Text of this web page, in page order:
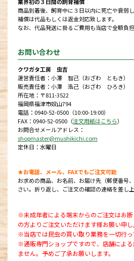
商品到着後、飼育中に３日以内に死亡や衰弱
補償は代品もしくは返金対応致します。
なお、代品発送に掛るご費用も当店で全額負担
お問い合わせ
クワガタ工房 虫吉
運営責任者：小澤 智己（おざわ ともき）
販売責任者：小澤 浩己（おざわ ひろき）
所在地：〒811-3522
福岡県福津市奴山794
電話：0940-52-0500（10:00-19:00）
FAX：0940-52-0500（注文用紙はこちら）
お問合せメールアドレス：
shopmaster@mushikichi.com
定休日：水曜日
★お電話、メール、FAXでもご注文可能
お求めの商品、お名前、お届け先（郵便番号
さい。折り返し、ご注文の確認の連絡を差し上
※未成年者による端末からのご注文はお
の方よりご注文いただけます様お願い申し
※当店では昆虫の買い取り業務を一切行っ
※通販専門ショップですので、店舗によ
ません。予めご了承お願いします。